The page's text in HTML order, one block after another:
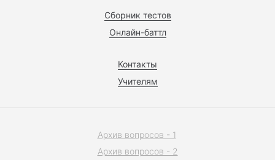
Сборник тестов
Онлайн-баттл
Контакты
Учителям
Архив вопросов - 1
Архив вопросов - 2